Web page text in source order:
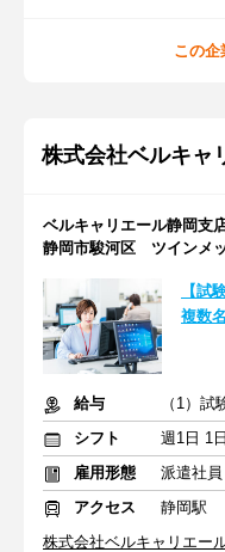
この企
株式会社ベルキ
ベルキャリエール静岡
静岡市駿河区 ツインメ
【試
複数
給与
シフト
週1日 1
雇用形態
派遣社員
アクセス
静岡駅
株式会社ベルキャリエー